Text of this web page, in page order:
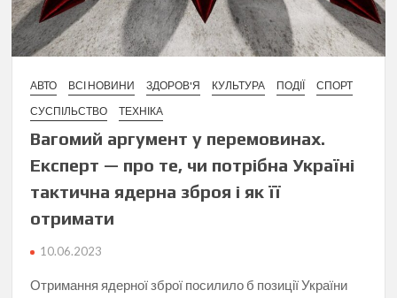
АВТО ВСІ НОВИНИ ЗДОРОВ'Я КУЛЬТУРА ПОДІЇ
СПОРТ
СУСПІЛЬСТВО
ТЕХНІКА
Вагомий аргумент у перемовинах.
Експерт — про те, чи потрібна Україні
тактична ядерна зброя і як її
отримати
10.06.2023
Отримання ядерної зброї посилило б позиції України